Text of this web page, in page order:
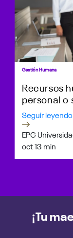
Gestión Humana
Recursos
personal o
Seguir leyendo
EPG
oct 13 min
¡Tu